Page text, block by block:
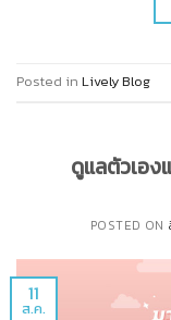
Posted in Lively Blog
ดูแลตัวเอง
POSTED ON
11
ส.ค.